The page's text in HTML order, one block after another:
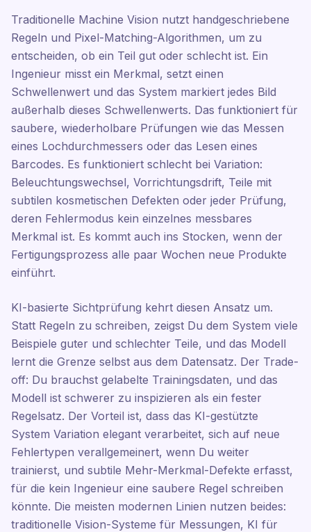
Traditionelle Machine Vision nutzt handgeschriebene
Regeln und Pixel-Matching-Algorithmen, um zu
entscheiden, ob ein Teil gut oder schlecht ist. Ein
Ingenieur misst ein Merkmal, setzt einen
Schwellenwert und das System markiert jedes Bild
außerhalb dieses Schwellenwerts. Das funktioniert für
saubere, wiederholbare Prüfungen wie das Messen
eines Lochdurchmessers oder das Lesen eines
Barcodes. Es funktioniert schlecht bei Variation:
Beleuchtungswechsel, Vorrichtungsdrift, Teile mit
subtilen kosmetischen Defekten oder jeder Prüfung,
deren Fehlermodus kein einzelnes messbares
Merkmal ist. Es kommt auch ins Stocken, wenn der
Fertigungsprozess alle paar Wochen neue Produkte
einführt.
KI-basierte Sichtprüfung kehrt diesen Ansatz um.
Statt Regeln zu schreiben, zeigst Du dem System viele
Beispiele guter und schlechter Teile, und das Modell
lernt die Grenze selbst aus dem Datensatz. Der Trade-
off: Du brauchst gelabelte Trainingsdaten, und das
Modell ist schwerer zu inspizieren als ein fester
Regelsatz. Der Vorteil ist, dass das KI-gestützte
System Variation elegant verarbeitet, sich auf neue
Fehlertypen verallgemeinert, wenn Du weiter
trainierst, und subtile Mehr-Merkmal-Defekte erfasst,
für die kein Ingenieur eine saubere Regel schreiben
könnte. Die meisten modernen Linien nutzen beides:
traditionelle Vision-Systeme für Messungen, KI für